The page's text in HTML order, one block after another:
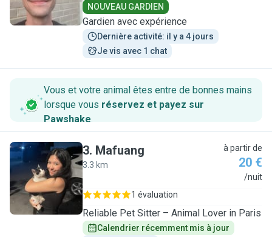
NOUVEAU GARDIEN
Gardien avec expérience
Dernière activité: il y a 4 jours
Je vis avec 1 chat
Vous et votre animal êtes entre de bonnes mains
lorsque vous réservez et payez sur
Pawshake.
M
3. Mafuang
3.3 km
à partir de
20 €
/nuit
1 évaluation
Reliable Pet Sitter – Animal Lover in Paris
Calendrier récemment mis à jour